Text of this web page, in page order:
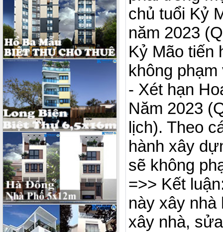
chủ tuổi Kỷ
năm 2023
Kỷ Mão tiến
không
- Xét hạn
Năm 2023
lịch). Theo
hành xây
sẽ không
=>> Kết
này xây
xây nhà,